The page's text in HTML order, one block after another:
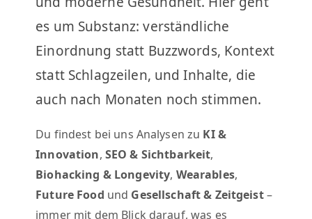
es um Substanz: verständliche
Einordnung statt Buzzwords, Kontext
statt Schlagzeilen, und Inhalte, die
auch nach Monaten noch stimmen.
Du findest bei uns Analysen zu KI &
Innovation, SEO & Sichtbarkeit,
Biohacking & Longevity, Wearables,
Future Food und Gesellschaft & Zeitgeist–
immer mit dem Blick darauf, was es